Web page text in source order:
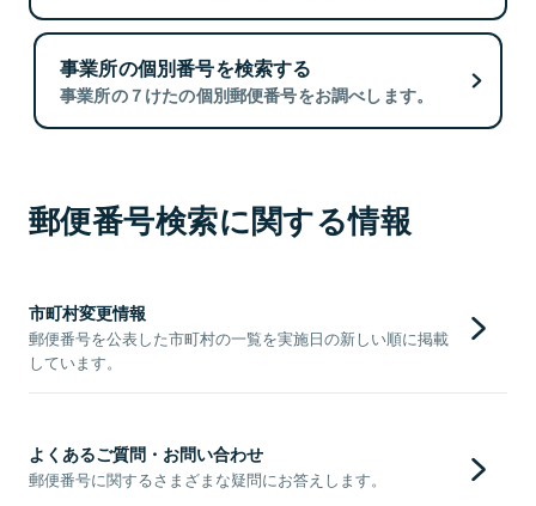
事業所の個別番号を検索する
事業所の７けたの個別郵便番号をお調べします。
郵便番号検索に関する情報
市町村変更情報
郵便番号を公表した市町村の一覧を実施日の新しい順に掲載
しています。
よくあるご質問・お問い合わせ
郵便番号に関するさまざまな疑問にお答えします。